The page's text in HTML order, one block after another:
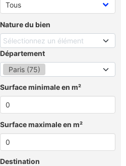
Nature du bien
Sélectionnez un élément
Département
Paris (75)
Surface minimale en m²
Surface maximale en m²
Destination